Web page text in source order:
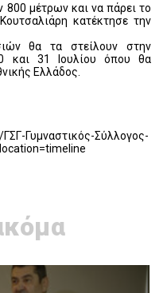
800 μέτρων και να πάρει το
κατέκτησε την
θα τα στείλουν στην
και 31 Ιουλίου όπου θα
Ελλάδος.
Γυμναστικός-Σύλλογος-